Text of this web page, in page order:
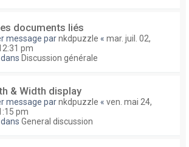
documents liés
message parnkdpuzzle « mar. juil. 02,
pm
Discussion générale
& Width display
message parnkdpuzzle « ven. mai 24,
pm
General discussion